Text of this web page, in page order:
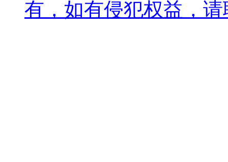
有，如有侵犯权益，